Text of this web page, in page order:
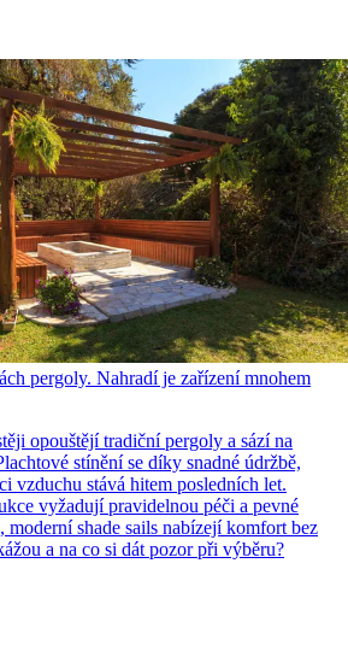
pergoly. Nahradí je zařízení mnohem
opouštějí tradiční pergoly a sází na
stínění se díky snadné údržbě,
vzduchu stává hitem posledních let.
vyžadují pravidelnou péči a pevné
moderní shade sails nabízejí komfort bez
a na co si dát pozor při výběru?